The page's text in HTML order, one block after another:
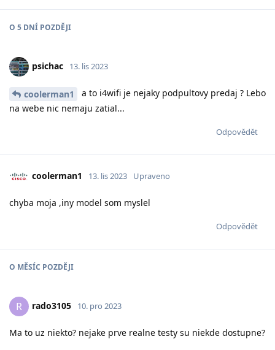
O 5 DNÍ POZDĚJI
psichac 13. lis 2023
coolerman1
a to i4wifi je nejaky podpultovy predaj ? Lebo
na webe nic nemaju zatial...
Odpovědět
coolerman1 13. lis 2023 Upraveno
chyba moja ,iny model som myslel
Odpovědět
O MĚSÍC POZDĚJI
R rado3105 10. pro 2023
Ma to uz niekto? nejake prve realne testy su niekde dostupne?